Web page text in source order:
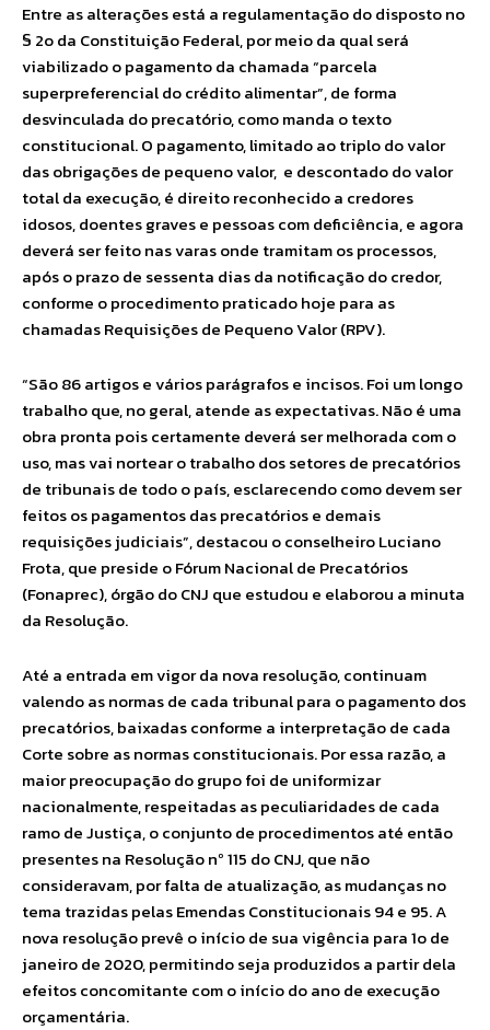
Entre as alterações está a regulamentação do disposto no
§ 2o da Constituição Federal, por meio da qual será
viabilizado o pagamento da chamada “parcela
superpreferencial do crédito alimentar”, de forma
desvinculada do precatório, como manda o texto
constitucional. O pagamento, limitado ao triplo do valor
das obrigações de pequeno valor, e descontado do valor
total da execução, é direito reconhecido a credores
idosos, doentes graves e pessoas com deficiência, e agora
deverá ser feito nas varas onde tramitam os processos,
após o prazo de sessenta dias da notificação do credor,
conforme o procedimento praticado hoje para as
chamadas Requisições de Pequeno Valor (RPV).
“São 86 artigos e vários parágrafos e incisos. Foi um longo
trabalho que, no geral, atende as expectativas. Não é uma
obra pronta pois certamente deverá ser melhorada com o
uso, mas vai nortear o trabalho dos setores de precatórios
de tribunais de todo o país, esclarecendo como devem ser
feitos os pagamentos das precatórios e demais
requisições judiciais”, destacou o conselheiro Luciano
Frota, que preside o Fórum Nacional de Precatórios
(Fonaprec), órgão do CNJ que estudou e elaborou a minuta
da Resolução.
Até a entrada em vigor da nova resolução, continuam
valendo as normas de cada tribunal para o pagamento dos
precatórios, baixadas conforme a interpretação de cada
Corte sobre as normas constitucionais. Por essa razão, a
maior preocupação do grupo foi de uniformizar
nacionalmente, respeitadas as peculiaridades de cada
ramo de Justiça, o conjunto de procedimentos até então
presentes na Resolução nº 115 do CNJ, que não
consideravam, por falta de atualização, as mudanças no
tema trazidas pelas Emendas Constitucionais 94 e 95. A
nova resolução prevê o início de sua vigência para 1o de
janeiro de 2020, permitindo seja produzidos a partir dela
efeitos concomitante com o início do ano de execução
orçamentária.